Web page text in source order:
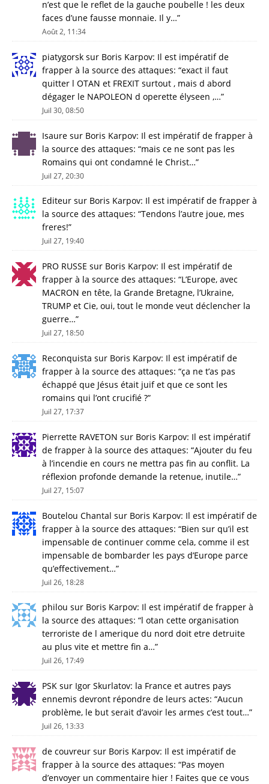
n’est que le reflet de la gauche poubelle ! les deux
faces d’une fausse monnaie. Il y…”
Août 2, 11:34
piatygorsk sur Boris Karpov: Il est impératif de
frapper à la source des attaques: “exact il faut
quitter l OTAN et FREXIT surtout , mais d abord
dégager le NAPOLEON d operette élyseen ,…”
Juil 30, 08:50
Isaure sur Boris Karpov: Il est impératif de frapper à
la source des attaques: “mais ce ne sont pas les
Romains qui ont condamné le Christ…”
Juil 27, 20:30
Editeur sur Boris Karpov: Il est impératif de frapper à
la source des attaques: “Tendons l’autre joue, mes
freres!”
Juil 27, 19:40
PRO RUSSE sur Boris Karpov: Il est impératif de
frapper à la source des attaques: “L’Europe, avec
MACRON en tête, la Grande Bretagne, l’Ukraine,
TRUMP et Cie, oui, tout le monde veut déclencher la
guerre…”
Juil 27, 18:50
Reconquista sur Boris Karpov: Il est impératif de
frapper à la source des attaques: “ça ne t’as pas
échappé que Jésus était juif et que ce sont les
romains qui l’ont crucifié ?”
Juil 27, 17:37
Pierrette RAVETON sur Boris Karpov: Il est impératif
de frapper à la source des attaques: “Ajouter du feu
à l’incendie en cours ne mettra pas fin au conflit. La
réflexion profonde demande la retenue, inutile…”
Juil 27, 15:07
Boutelou Chantal sur Boris Karpov: Il est impératif de
frapper à la source des attaques: “Bien sur qu’il est
impensable de continuer comme cela, comme il est
impensable de bombarder les pays d’Europe parce
qu’effectivement…”
Juil 26, 18:28
philou sur Boris Karpov: Il est impératif de frapper à
la source des attaques: “l otan cette organisation
terroriste de l amerique du nord doit etre detruite
au plus vite et mettre fin a…”
Juil 26, 17:49
PSK sur Igor Skurlatov: la France et autres pays
ennemis devront répondre de leurs actes: “Aucun
problème, le but serait d’avoir les armes c’est tout…”
Juil 26, 13:33
de couvreur sur Boris Karpov: Il est impératif de
frapper à la source des attaques: “Pas moyen
d’envoyer un commentaire hier ! Faites que ce vous